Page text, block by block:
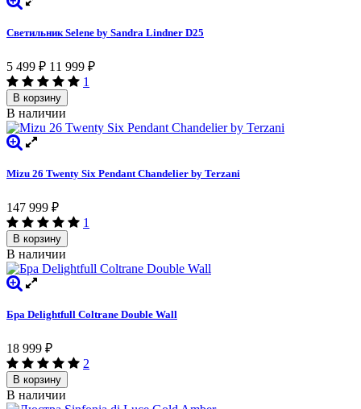
Светильник Selene by Sandra Lindner D25
5 499 ₽ 11 999 ₽
1
В корзину
В наличии
Mizu 26 Twenty Six Pendant Chandelier by Terzani
147 999 ₽
1
В корзину
В наличии
Бра Delightfull Coltrane Double Wall
18 999 ₽
2
В корзину
В наличии